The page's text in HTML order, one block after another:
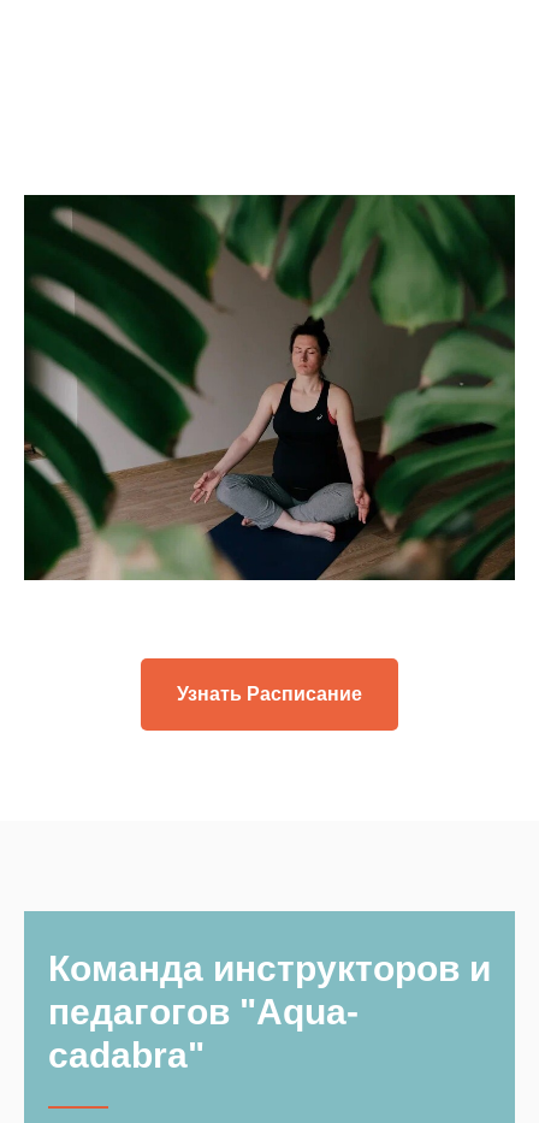
Узнать Расписание
Команда инструкторов и
педагогов "Аqua-
cadabra"